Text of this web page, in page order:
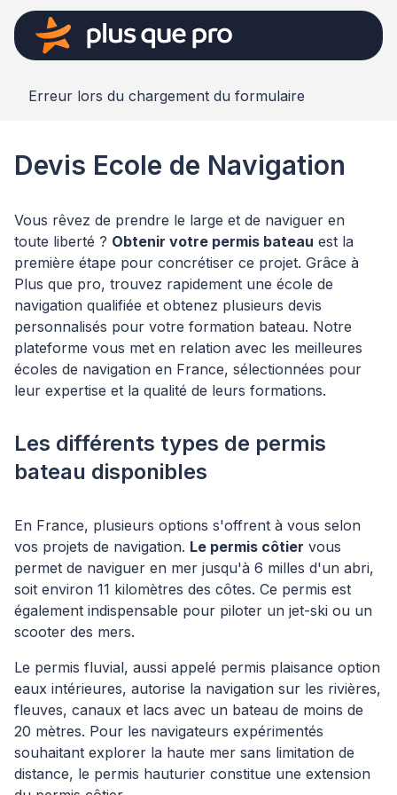
Erreur lors du chargement du formulaire
Devis Ecole de Navigation
Vous rêvez de prendre le large et de naviguer en
toute liberté ? Obtenir votre permis bateau est la
première étape pour concrétiser ce projet. Grâce à
Plus que pro, trouvez rapidement une école de
navigation qualifiée et obtenez plusieurs devis
personnalisés pour votre formation bateau. Notre
plateforme vous met en relation avec les meilleures
écoles de navigation en France, sélectionnées pour
leur expertise et la qualité de leurs formations.
Les différents types de permis
bateau disponibles
En France, plusieurs options s'offrent à vous selon
vos projets de navigation. Le permis côtier vous
permet de naviguer en mer jusqu'à 6 milles d'un abri,
soit environ 11 kilomètres des côtes. Ce permis est
également indispensable pour piloter un jet-ski ou un
scooter des mers.
Le permis fluvial, aussi appelé permis plaisance option
eaux intérieures, autorise la navigation sur les rivières,
fleuves, canaux et lacs avec un bateau de moins de
20 mètres. Pour les navigateurs expérimentés
souhaitant explorer la haute mer sans limitation de
distance, le permis hauturier constitue une extension